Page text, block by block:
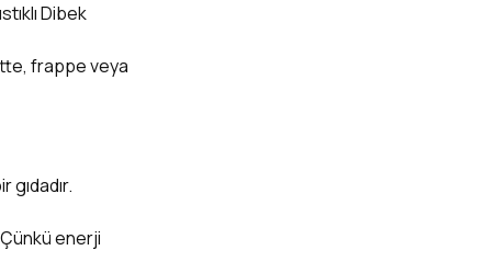
Dibek
frappe veya
gıdadır.
enerji